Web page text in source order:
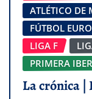
ATLÉTICO DE
FÚTBOL
LIGA F
PRIMERA
La crónica |